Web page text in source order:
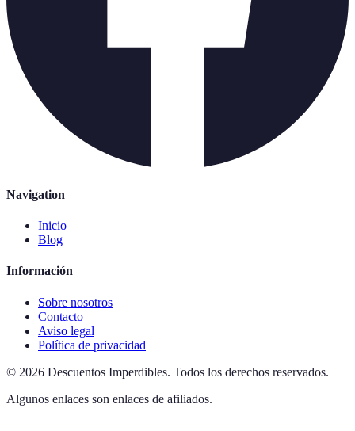
Navigation
Inicio
Blog
Información
Sobre nosotros
Contacto
Aviso legal
Política de privacidad
© 2026 Descuentos Imperdibles. Todos los derechos reservados.
Algunos enlaces son enlaces de afiliados.